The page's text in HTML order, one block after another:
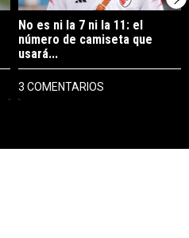
No es ni la 7 ni la 11: el
número de camiseta que
usará...
3 COMENTARIOS